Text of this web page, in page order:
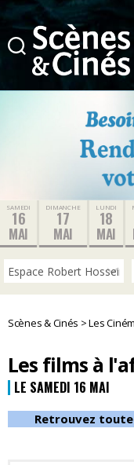
Cinés
SAMEDI
16
MAI
DIMANCHE
17
MAI
LUNDI
18
MAI
Scènes & Cinés >Les
Les films à
LE SAMEDI 16 MAI
Retrouvez